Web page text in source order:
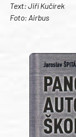
Text: Jiří Kučírek
Foto: Airbus